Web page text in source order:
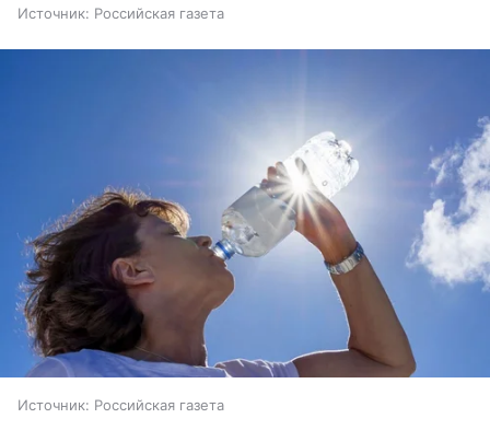
Источник: Российская газета
Источник: Российская газета